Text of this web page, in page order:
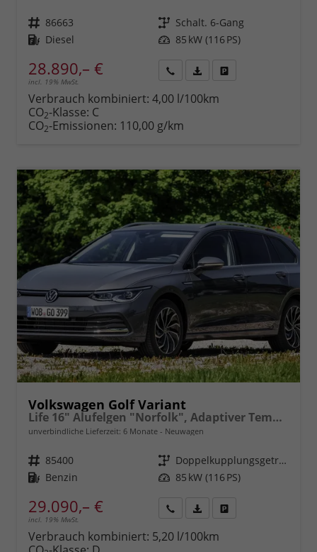
Fahrzeugnr. 86663 Getriebe Schalt. 6-Gang
Kraftstoff Diesel Leistung 85 kW (116 PS)
28.890,– €
incl. 19% MwSt.
anfordern
Datei,
Verbrauch kombiniert: 4,00 l/100km
CO2-Klasse: C
CO2-Emissionen: 110,00 g/km
Volkswagen Golf Variant
Life 16" Alufelgen "Norfolk", Adaptiver Tempomat ACC, Sicht-Paket, Digital Cockpit Pro, LED-Scheinwerfer, Radio Composition 10,3" + Wireless App-Connect, Parksensoren vorn und hinten, Climatronic, M-Lederlenkrad, Reserverad, Dachreling uvm.
unverbindliche Lieferzeit: 6 Monate Neuwagen
Fahrzeugnr. 85400 Getriebe
Doppelkupplungsgetriebe (DSG)
Kraftstoff Benzin Leistung 85 kW (116 PS)
29.090,– €
incl. 19% MwSt.
anfordern
Datei,
Verbrauch kombiniert: 5,20 l/100km